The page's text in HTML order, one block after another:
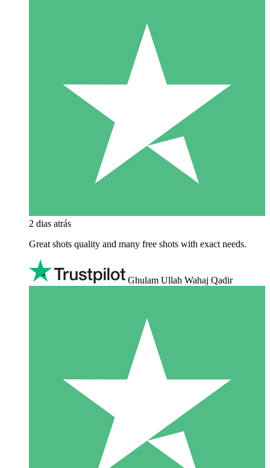
2 dias atrás
Great shots quality and many free shots with exact needs.
Ghulam Ullah Wahaj Qadir